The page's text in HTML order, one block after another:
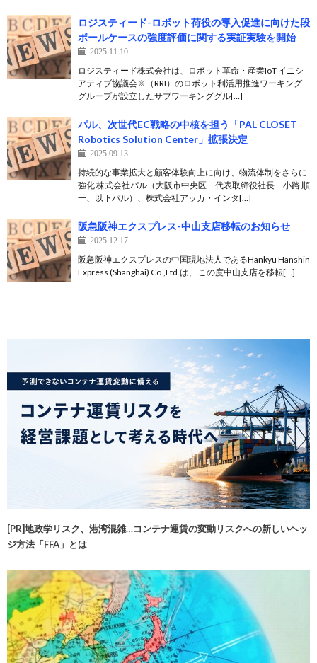
ロジスティード-ロボット荷役の導入促進に向けた段
ボールケースの強度評価に関する実証実験を開始
2025.11.10
ロジスティード株式会社は、ロボット革命・産業IoT イニシ
アティブ協議会※（RRI）のロボット利活用推進ワーキング
グループが設立したサブワーキンググル[…]
パル、次世代EC戦略の中核を担う「PAL CLOSET
Robotics Solution Center」拡張決定
2025.09.13
持続的な事業拡大と顧客体験向上に向け、物流体制をさらに
強化 株式会社パル（大阪市中央区 代表取締役社長 小路 順
一、以下パル）、株式会社アッカ・インタ[…]
阪急阪神エクスプレス-中山支店移転のお知らせ
2025.12.17
阪急阪神エクスプレスの中国現地法人であるHankyu Hanshin
Express (Shanghai) Co.,Ltd.は、 この度中山支店を移転[…]
[PR]地政学リスク、港湾混雑…コンテナ運賃の変動リスクへの新しいヘッ
ジ方法「FFA」とは